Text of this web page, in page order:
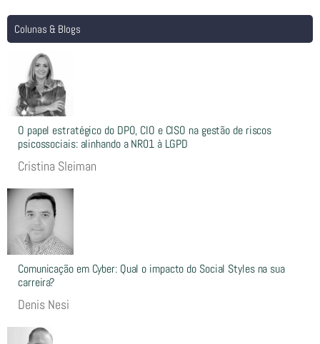
Colunas & Blogs
O papel estratégico do DPO, CIO e CISO na gestão de riscos
psicossociais: alinhando a NR01 à LGPD
Cristina Sleiman
Comunicação em Cyber: Qual o impacto do Social Styles na sua
carreira?
Denis Nesi